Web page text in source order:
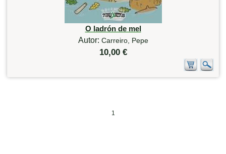
O ladrón de mel
Autor: Carreiro, Pepe
10,00 €
1